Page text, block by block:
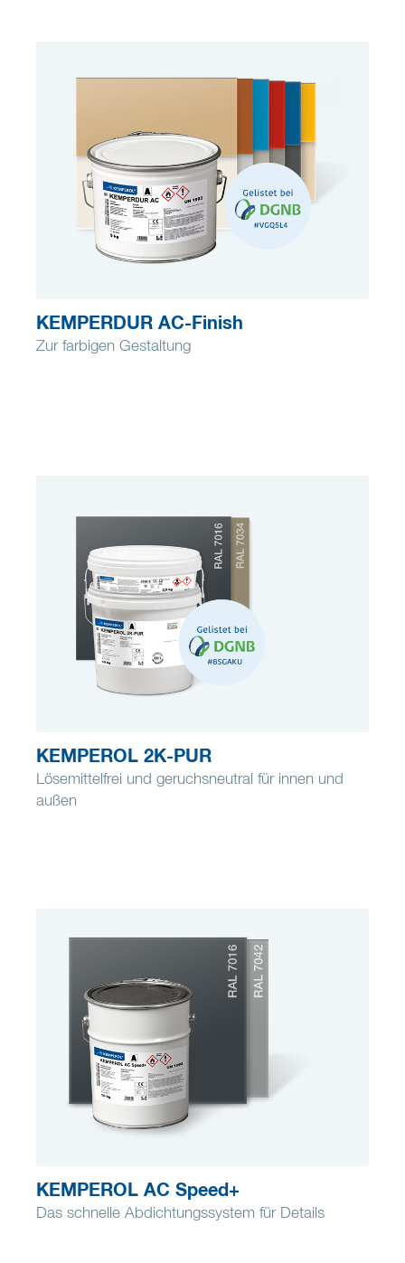
KEMPERDUR AC-Finish
Zur farbigen Gestaltung
KEMPEROL 2K-PUR
Lösemittelfrei und geruchsneutral für innen und
außen
KEMPEROL AC Speed+
Das schnelle Abdichtungssystem für Details